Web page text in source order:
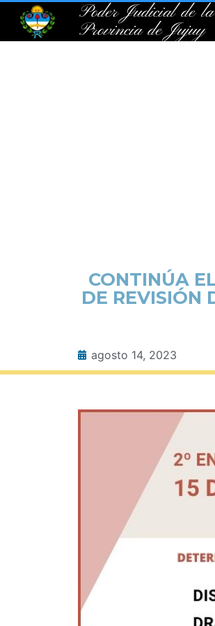
Poder Judicial de la
Provincia de Jujuy
CONTINÚA
DE REVISIÓN
agosto 14, 2023